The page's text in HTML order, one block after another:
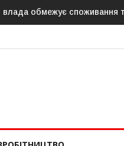
влада обмежує